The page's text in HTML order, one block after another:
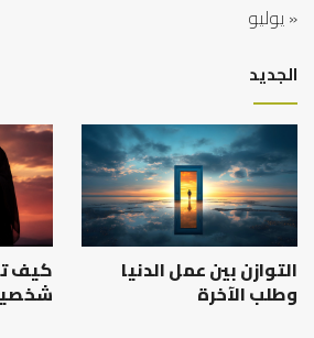
« يوليو
الجديد
التوازن بين عمل الدنيا
وطلب الآخرة
كيف